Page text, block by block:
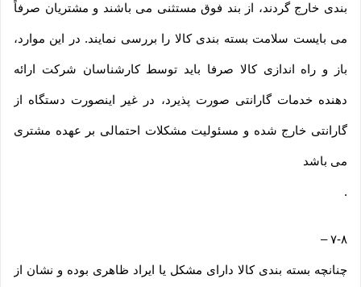
بندی خارج گردند، از بند فوق مستثنی می باشند و مشتریان صرفاً
می بایست سلامت بسته بندی کالا را بررسی نمایند. در این موارد،
باز و راه اندازی کالا صرفا باید توسط کارشناسان شرکت ارائه
دهنده خدمات گارانتی صورت پذیرد، در غیر اینصورت دستگاه از
گارانتی خارج شده و مسئولیت مشکلات احتمالی بر عهده مشتری
می باشد
.
۷-۸–
چنانچه بسته بندی کالا دارای مشکل یا ایراد ظاهری بوده و نشان از